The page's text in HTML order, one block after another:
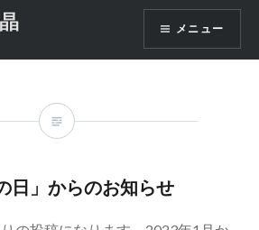
メニュー
:
日」からのお知らせ